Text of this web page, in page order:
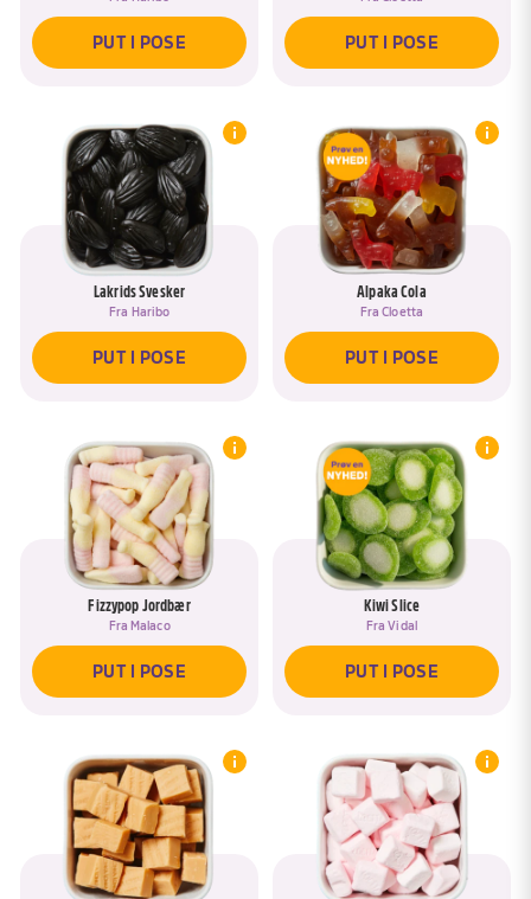
PUT I POSE PUT I POSE
Lakrids Svesker
Fra Haribo
PUT I POSE
Alpaka Cola
FraCloetta
PUT I POSE
Fizzypop Jordbær
Fra Malaco
PUT I POSE
Kiwi Slice
FraVidal
PUT I POSE